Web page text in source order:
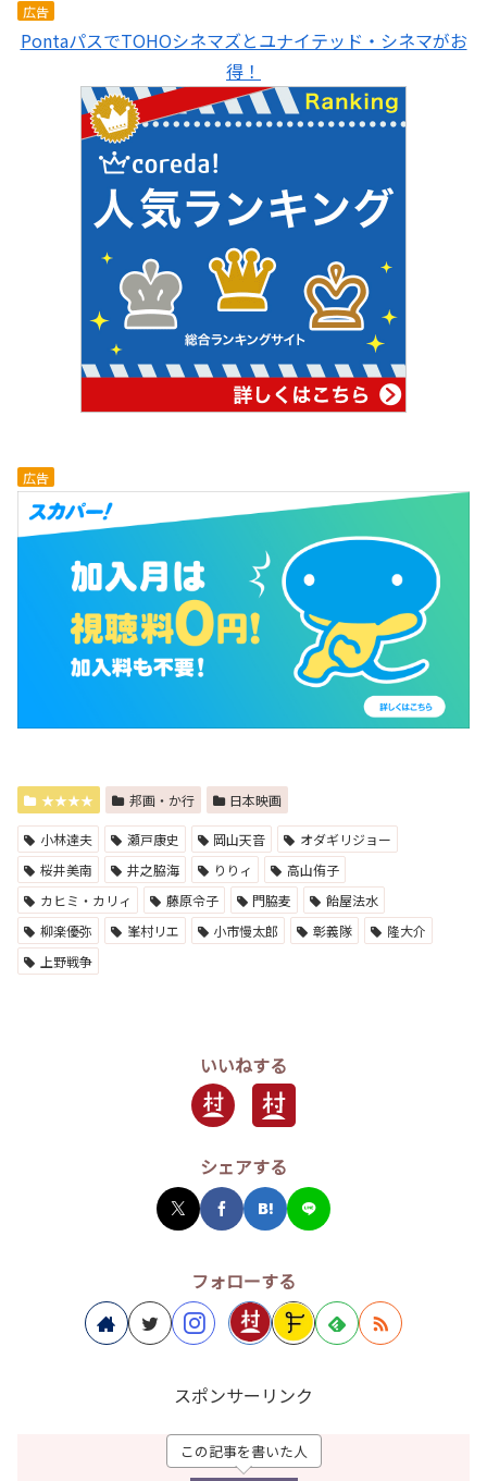
広告
PontaパスでTOHOシネマズとユナイテッド・シネマがお
得！
広告
★★★★ 邦画・か行 日本映画
小林達夫 瀬戸康史 岡山天音
オダギリジョー
桜井美南
井之脇海 りりィ
高山侑子
カヒミ・カリィ
藤原令子 門脇麦
飴屋法水
柳楽優弥
峯村リエ 小市慢太郎 彰義隊
隆大介
上野戦争
いいねする
シェアする
フォローする
スポンサーリンク
この記事を書いた人